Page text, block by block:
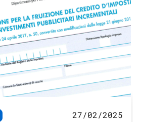
27/02/2025